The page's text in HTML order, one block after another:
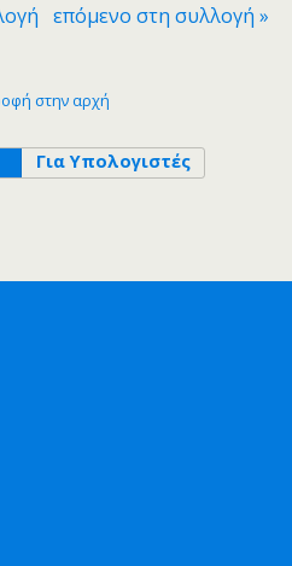
επόμενο στη συλλογή »
στην αρχή
Για Υπολογιστές